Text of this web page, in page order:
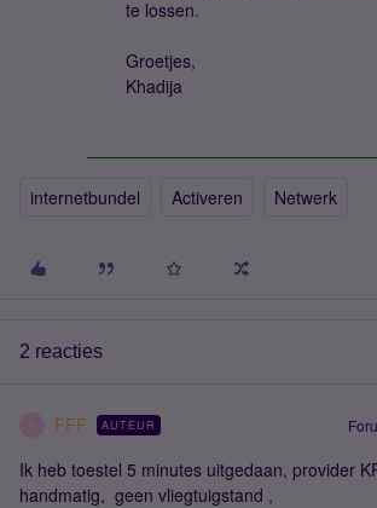
te lossen.
Groetjes,
Khadija
internetbundel Activeren Netwerk
2 reacties
FFF AUTEUR
Ik heb toestel 5 minutes uitgedaan, provider
handmatig, geen vliegtuigstand ,